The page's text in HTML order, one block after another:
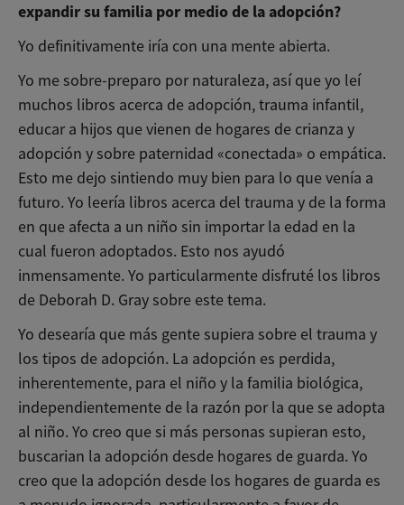
expandir su familia por medio de la adopción?
Yo definitivamente iría con una mente abierta.
Yo me sobre-preparo por naturaleza, así que yo leí
muchos libros acerca de adopción, trauma infantil,
educar a hijos que vienen de hogares de crianza y
adopción y sobre paternidad «conectada» o empática.
Esto me dejo sintiendo muy bien para lo que venía a
futuro. Yo leería libros acerca del trauma y de la forma
en que afecta a un niño sin importar la edad en la
cual fueron adoptados. Esto nos ayudó
inmensamente. Yo particularmente disfruté los libros
de Deborah D. Gray sobre este tema.
Yo desearía que más gente supiera sobre el trauma y
los tipos de adopción. La adopción es perdida,
inherentemente, para el niño y la familia biológica,
independientemente de la razón por la que se adopta
al niño. Yo creo que si más personas supieran esto,
buscarian la adopción desde hogares de guarda. Yo
creo que la adopción desde los hogares de guarda es